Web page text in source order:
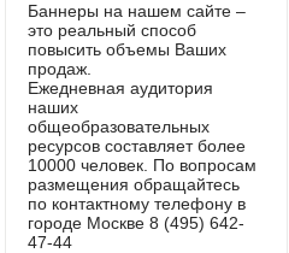
Баннеры на нашем сайте –
это реальный способ
повысить объемы Ваших
продаж.
Ежедневная аудитория
наших
общеобразовательных
ресурсов составляет более
10000 человек. По вопросам
размещения обращайтесь
по контактному телефону в
городе Москве 8 (495) 642-
47-44